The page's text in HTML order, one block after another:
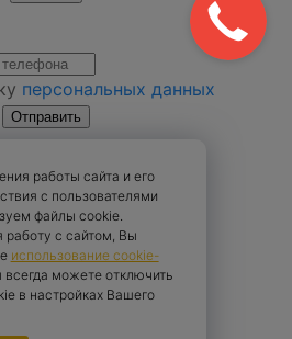
персональных данных
работы сайта и его
с пользователями
файлы cookie.
работу с сайтом, Вы
использование cookie-
всегда можете отключить
в настройках Вашего